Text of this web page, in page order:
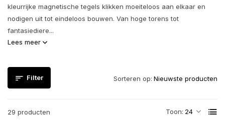
kleurrijke magnetische tegels klikken moeiteloos aan elkaar en
nodigen uit tot eindeloos bouwen. Van hoge torens tot
fantasiediere...
Lees meer
Filter
29 producten Toon:
Sorteren op: